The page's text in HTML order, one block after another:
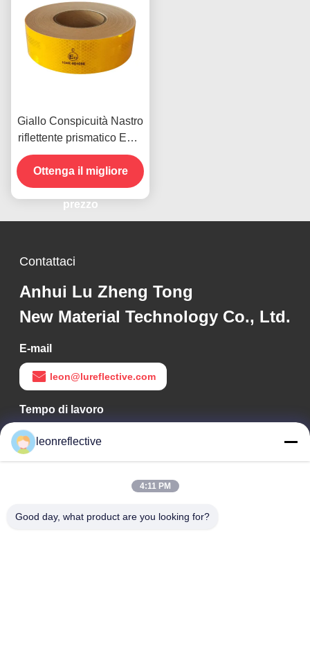
Giallo Conspicuità Nastro
riflettente prismatico ECE
Risistenza agli graffi
Ottenga il migliore
prezzo
Contattaci
Anhui Lu Zheng Tong
New Material Technology Co., Ltd.
E-mail
leon@lureflective.com
Tempo di lavoro
9:00-18:00
Il nostro indirizzo
zona ad alta tecnologia, Hefei, Anhui, Cina
leonreflective
4:11 PM
Good day, what product are you looking for?